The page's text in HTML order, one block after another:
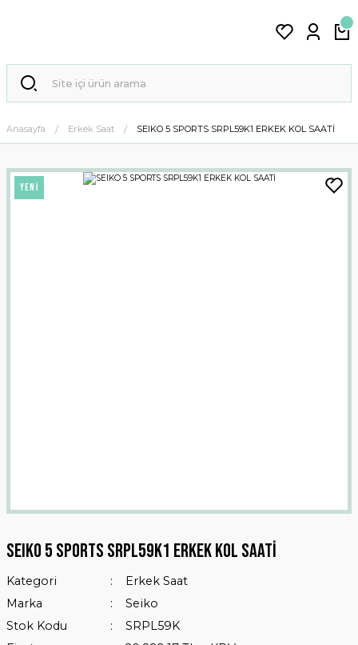
Anasayfa Erkek Saat SEIKO 5 SPORTS SRPL59K1 ERKEK KOL SAATİ
YENİ
SEIKO 5 SPORTS SRPL59K1 ERKEK KOL SAATİ
Kategori
Erkek Saat
Marka
Seiko
Stok Kodu
SRPL59K